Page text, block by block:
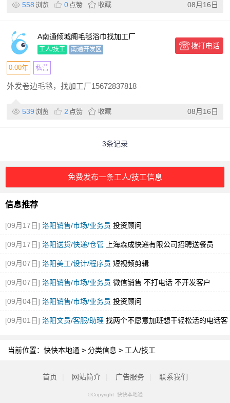
558 浏览 0 点赞 收藏 08月16日
A南通倾城阁毛毯浴巾找加工厂
工人/技工 南通开发区 拨打电话
0.00年 私营
外发卷边毛毯，找加工厂15672837818
539 浏览 2 点赞 收藏 08月16日
3条记录
免费发布一条工人/技工信息
信息推荐
[09月17日] 洛阳销售/市场/业务员 投资顾问
[09月17日] 洛阳送货/快递/仓管 上海森成快递有限公司招聘送餐员
[09月07日] 洛阳美工/设计/程序员 短视频剪辑
[09月07日] 洛阳销售/市场/业务员 微信销售 不打电话 不开发客户
[09月04日] 洛阳销售/市场/业务员 投资顾问
[09月01日] 洛阳文员/客服/助理 找两个不愿意加班想干轻松活的电话客
当前位置： 快快本地通 > 分类信息 > 工人/技工
首页 网站简介 广告服务 联系我们
©Copyright 快快本地通